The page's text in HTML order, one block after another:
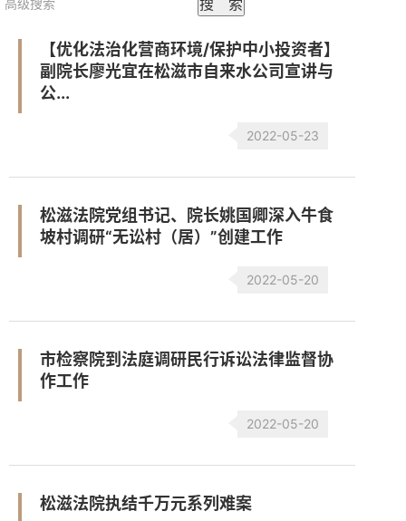
高级搜索
【优化法治化营商环境/保护中小投资者】
副院长廖光宜在松滋市自来水公司宣讲与
公...
2022-05-23
松滋法院党组书记、院长姚国卿深入牛食
坡村调研“无讼村（居）”创建工作
2022-05-20
市检察院到法庭调研民行诉讼法律监督协
作工作
2022-05-20
松滋法院执结千万元系列难案